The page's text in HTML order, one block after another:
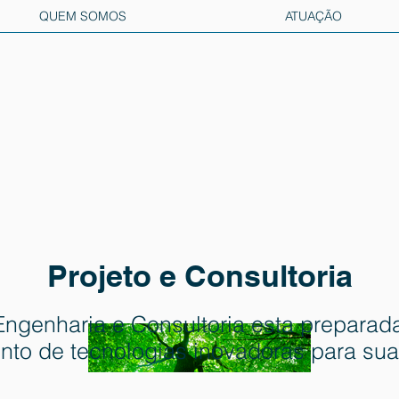
QUEM SOMOS ATUAÇÃO
Projeto e Consultoria
e Consultoria esta
de tecnologias inovadoras para